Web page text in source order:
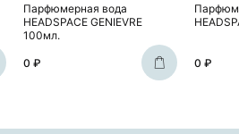
Парфюмерная вода
HEADSPACE GENIEVRE
100мл.
0 ₽ 0 ₽